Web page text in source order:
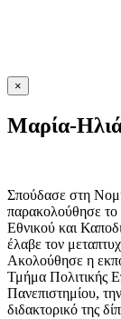
×
Μαρία-
Σπούδασε στη
παρακολούθησε
Εθνικού και
έλαβε τον
Ακολούθησε η
Τμήμα Πολιτικής
Πανεπιστημίου,
διδακτορικό της